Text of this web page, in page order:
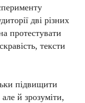
дві різних
протестувати
тексти
підвищити
й зрозуміти,